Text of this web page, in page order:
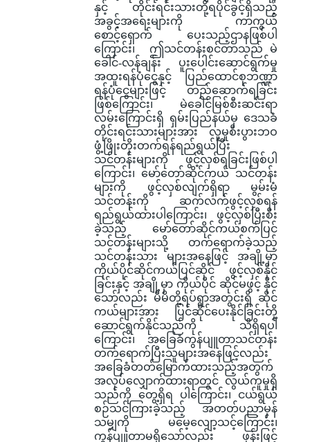
နှင့် တိုင်းရင်းသားတို့ရပိုင်ခွင့်ရှိသည့်
အခွင့်အရေးများကို ကာကွယ်
စောင့်ရှောက် ပေးသည့်ဌာနဖြစ်ပါ
ကြောင်း၊ ဤသင်တန်းစင်တာသည် မဲ
ခေါင်-လန်ချန်း ပူးပေါင်းဆောင်ရွက်မှု
အထူးရန်ပုံငွေနှင့် ပြည်ထောင်စုဘဏ္ဍာ
ရန်ပုံငွေများဖြင့် တည်ဆောက်ရခြင်း
ဖြစ်ကြောင်း၊ မဲခေါင်မြစ်စီးဆင်းရာ
လမ်းကြောင်းရှိ ရှမ်းပြည်နယ်မှ ဒေသခံ
တိုင်းရင်းသားများအား လူမှုစီးပွားဘဝ
ဖွံ့ဖြိုးတိုးတက်ရန်ရည်ရွယ်ပြီး
သင်တန်းများကို ဖွင့်လှစ်ရခြင်းဖြစ်ပါ
ကြောင်း၊ မော်တော်ဆိုင်ကယ် သင်တန်း
များကို ဖွင့်လှစ်လျက်ရှိရာ မွမ်းမံ
သင်တန်းကို ဆက်လက်ဖွင့်လှစ်ရန်
ရည်ရွယ်ထားပါကြောင်း၊ ဖွင့်လှစ်ပြီးစီး
ခဲ့သည့် မော်တော်ဆိုင်ကယ်စက်ပြင်
သင်တန်းများသို့ တက်ရောက်ခဲ့သည့်
သင်တန်းသား များအနေဖြင့် အချို့မှာ
ကိုယ်ပိုင်ဆိုင်ကယ်ပြင်ဆိုင် ဖွင့်လှစ်နိုင်
ခြင်းနှင့် အချို့မှာ ကိုယ်ပိုင် ဆိုင်မဖွင့် နိုင်
သော်လည်း မိမိတို့ရပ်ရွာအတွင်းရှိ ဆိုင်
ကယ်များအား ပြင်ဆိုင်ပေးနိုင်ခြင်းတို့
ဆောင်ရွက်နိုင်သည်ကို သိရှိရပါ
ကြောင်း၊ အခြေခံကွန်ပျူတာသင်တန်း
တက်ရောက်ပြီးသူများအနေဖြင့်လည်း
အခြေခံတတ်မြောက်ထားသည့်အတွက်
အလုပ်လျှောက်ထားရာတွင် လွယ်ကူမှုရှိ
သည်ကို တွေ့ရှိရ ပါကြောင်း၊ ငယ်ရွယ်
စဉ်သင်ကြားခဲ့သည့် အတတ်ပညာမှန်
သမျှကို မမေ့လျော့သင့်ကြောင်း၊
ကွန်ပျူတာမရှိသော်လည်း ဖုန်းဖြင့်